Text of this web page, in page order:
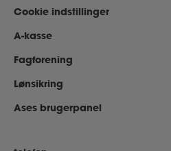
Cookie indstillinger
A-kasse
Fagforening
Lønsikring
Ases brugerpanel